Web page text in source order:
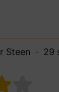
Steen
29